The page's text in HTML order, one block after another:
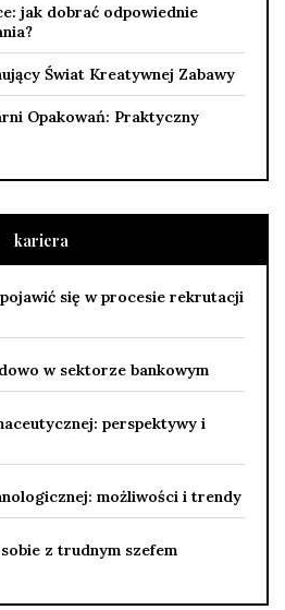
jak dobrać odpowiednie
Świat Kreatywnej Zabawy
Opakowań: Praktyczny
kariera
się w procesie rekrutacji
w sektorze bankowym
perspektywy i
możliwości i trendy
z trudnym szefem